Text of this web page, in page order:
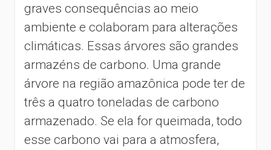
graves consequências ao meio
ambiente e colaboram para alterações
climáticas. Essas árvores são grandes
armazéns de carbono. Uma grande
árvore na região amazônica pode ter de
três a quatro toneladas de carbono
armazenado. Se ela for queimada, todo
esse carbono vai para a atmosfera,